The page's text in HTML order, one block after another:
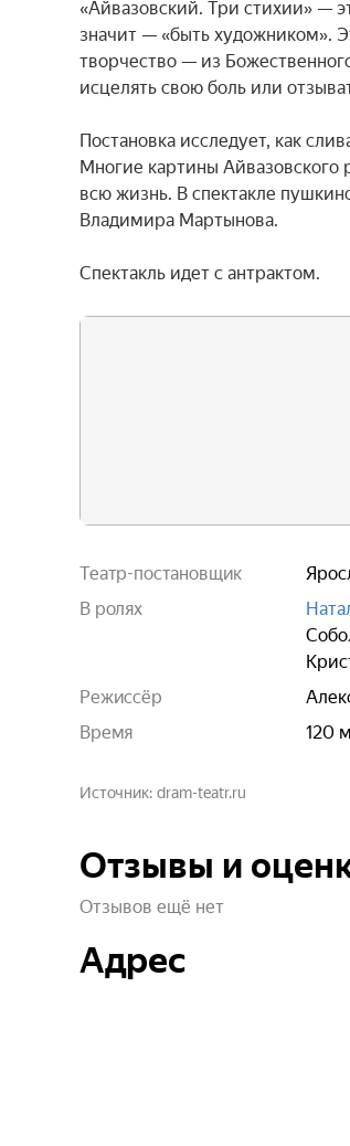
«Айвазовский. Три стихии» —
значит — «быть художником».
творчество — из
исцелять свою боль или
Постановка исследует, как
Многие картины Айвазовского
всю жизнь. В спектакле
Владимира Мартынова.
Спектакль идет с антрактом.
Театр-постановщик
В ролях
Режиссёр
Время
120
Источник dram-teatr.ru
Отзывы и
Отзывов ещё нет
Адрес